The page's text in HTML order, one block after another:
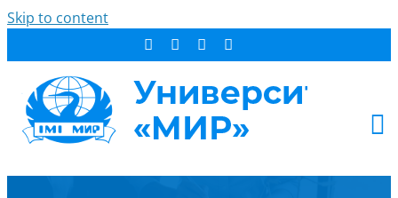
Skip to content